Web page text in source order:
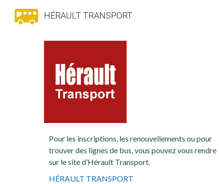
HÉRAULT TRANSPORT
Pour les inscriptions, les renouvellements ou pour
trouver des lignes de bus, vous pouvez vous rendre
sur le site d’Hérault Transport.
HÉRAULT TRANSPORT